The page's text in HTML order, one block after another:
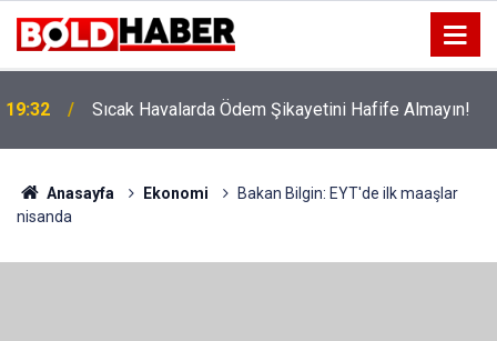
19:32 Sıcak Havalarda Ödem Şikayetini Hafife Almayın!
Anasayfa Ekonomi
Bakan Bilgin: EYT'de ilk maaşlar
nisanda